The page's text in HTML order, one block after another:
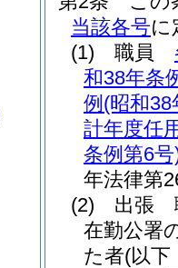
当該各号に
(1)
職員
和38年条
例 (昭和38
計年度任
条例第6号
年法律第
(2)
出張
在勤公署
た者(以下